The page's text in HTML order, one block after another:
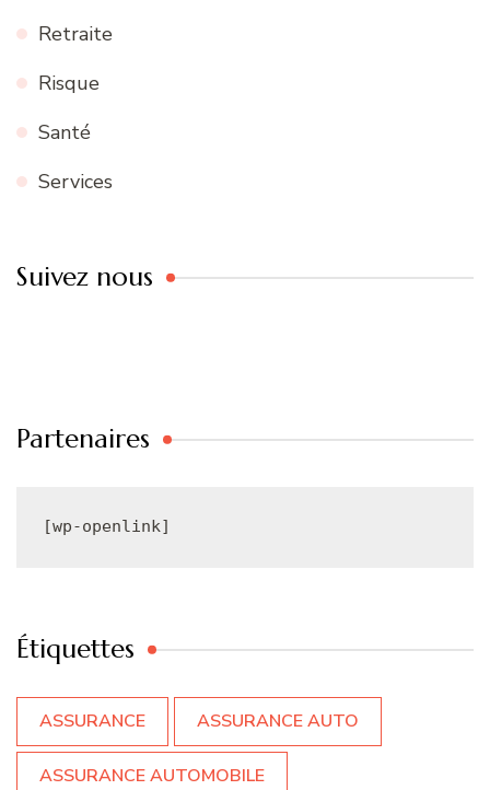
Retraite
Risque
Santé
Services
Suivez nous
Partenaires
[wp-openlink]
Étiquettes
ASSURANCE ASSURANCE AUTO
ASSURANCE AUTOMOBILE